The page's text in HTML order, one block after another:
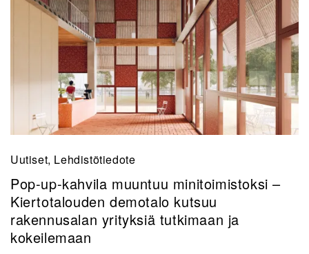
Uutiset, Lehdistötiedote
Pop-up-kahvila muuntuu minitoimistoksi –
Kiertotalouden demotalo kutsuu
rakennusalan yrityksiä tutkimaan ja
kokeilemaan